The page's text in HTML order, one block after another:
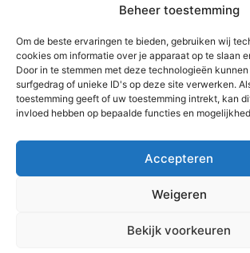
Beheer toestemming
Om de beste ervaringen te bieden, gebruiken wij
cookies om informatie over je apparaat op te slaan
Door in te stemmen met deze technologieën
surfgedrag of unieke ID's op deze site verwerken.
toestemming geeft of uw toestemming intrekt, kan
invloed hebben op bepaalde functies en
Accepteren
Weigeren
Bekijk voorkeuren
Zo organiseer je een onvergetelijk
POPULAIRE CATEGORIEËN
OVERIG
KNUTSELEN MET KINDEREN
TRAKTATIES